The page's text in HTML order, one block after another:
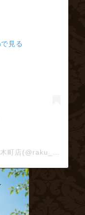
見る
関内マッサージ らくーる伊勢佐木町店(@raku_ru)がシェアした投稿